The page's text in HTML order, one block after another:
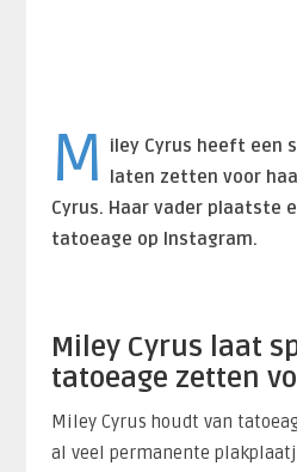
M
iley Cyrus heeft een
laten zetten voor
Cyrus. Haar vader plaatste
tatoeage op Instagram.
Miley Cyrus laat
tatoeage zetten
Miley Cyrus houdt van
al veel permanente